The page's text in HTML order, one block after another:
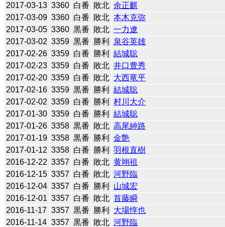
2017-03-13 3360 白番 敗北 余正麒
2017-03-09 3360 白番 敗北 本木克弥
2017-03-05 3360 黒番 敗北 一力遼
2017-03-02 3359 黒番 勝利
泉谷英雄
2017-02-26 3359 白番 勝利
結城聡
2017-02-23 3359 白番 敗北 井口豊秀
2017-02-20 3359 白番 敗北 大西竜平
2017-02-16 3359 黒番 勝利
結城聡
2017-02-02 3359 白番 勝利
村川大介
2017-01-30 3359 白番 勝利
結城聡
2017-01-26 3358 黒番 敗北 高尾紳路
2017-01-19 3358 黒番 勝利
金艶
2017-01-12 3358 白番 勝利
羽根直樹
2016-12-22 3357 白番 敗北 黄翊祖
2016-12-15 3357 白番 敗北 河野臨
2016-12-04 3357 白番 勝利
山城宏
2016-12-01 3357 白番 敗北 首藤瞬
2016-11-17 3357 黒番 勝利
大場惇也
2016-11-14 3357 黒番 敗北 河野臨